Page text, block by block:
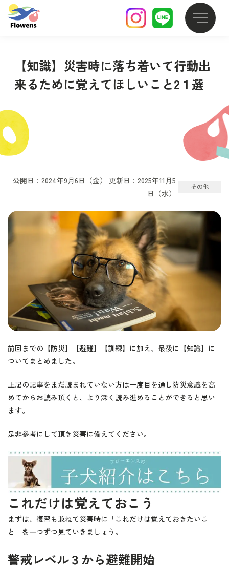
【知識】災害時に落ち着いて行動出
来るために覚えてほしいこと2１選
公開日：2024年9月6日（金） 更新日：2025年11月5
日（水）
その他
前回までの【防災】【避難】【訓練】に加え、最後に【知識】に
ついてまとめました。
上記の記事をまだ読まれていない方は一度目を通し防災意識を高
めてからお読み頂くと、より深く読み進めることができると思い
ます。
是非参考にして頂き災害に備えてください。
これだけは覚えておこう
まずは、復習も兼ねて災害時に「これだけは覚えておきたいこ
と」を一つずつ見ていきましょう。
警戒レベル３から避難開始